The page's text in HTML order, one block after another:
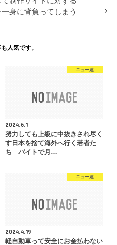
一身に背負ってしまう
人気です。
ニュー速
2024.6.1
努力しても上級に中抜きされ尽く
す日本を捨て海外へ行く若者た
ち バイトで月…
ニュー速
2024.4.19
軽自動車って安全にお金払わない